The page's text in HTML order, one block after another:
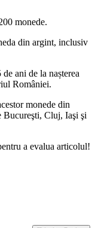
monede.
din argint, inclusiv
ani de la nașterea
României.
monede din
Bucureşti, Cluj, Iaşi şi
a evalua articolul!